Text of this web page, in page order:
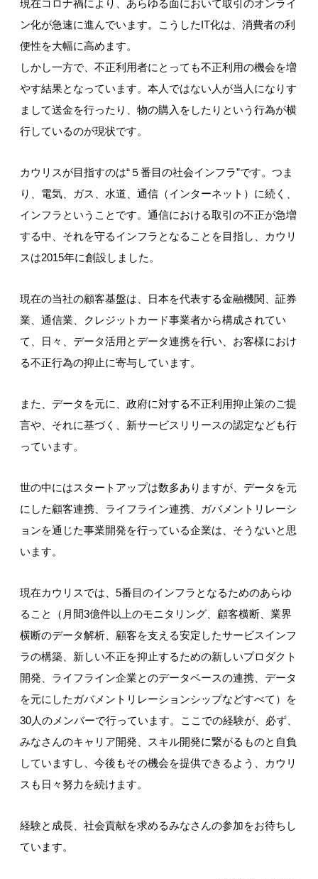
現在コロナ禍により、あらゆる面において取引のオンライ
ン化が急速に進んでいます。こうしたIT化は、消費者の利
便性を大幅に高めます。
しかし一方で、不正利用者にとっても不正利用の機会を増
やす結果となっています。本人ではない人が当人になりす
まして送金を行ったり、物の購入をしたりという行為が横
行しているのが現状です。
カウリスが目指すのは“５番目の社会インフラ”です。つま
り、電気、ガス、水道、通信（インターネット）に続く、
インフラということです。通信における取引の不正が急増
する中、それを守るインフラとなることを目指し、カウリ
スは2015年に創設しました。
現在の当社の顧客基盤は、日本を代表する金融機関、証券
業、通信業、クレジットカード事業者から構成されてい
て、日々、データ活用とデータ連携を行い、お客様におけ
る不正行為の抑止に寄与しています。
また、データを元に、政府に対する不正利用抑止策のご提
言や、それに基づく、新サービスリリースの認定なども行
っています。
世の中にはスタートアップは数多ありますが、データを元
にした顧客連携、ライフライン連携、ガバメントリレーシ
ョンを通じた事業開発を行っている企業は、そうないと思
います。
現在カウリスでは、5番目のインフラとなるためのあらゆ
ること（月間3億件以上のモニタリング、顧客横断、業界
横断のデータ解析、顧客を支える安定したサービスインフ
ラの構築、新しい不正を抑止するための新しいプロダクト
開発、ライフライン企業とのデータベースの連携、データ
を元にしたガバメントリレーションシップなどすべて）を
30人のメンバーで行っています。ここでの経験が、必ず、
みなさんのキャリア開発、スキル開発に繋がるものと自負
していますし、今後もその機会を提供できるよう、カウリ
スも日々努力を続けます。
経験と成長、社会貢献を求めるみなさんの参加をお待ちし
ています。